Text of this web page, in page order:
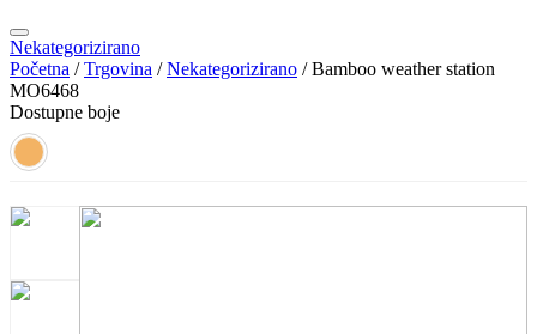
Nekategorizirano
Početna /Trgovina /Nekategorizirano / Bamboo weather station
MO6468
Dostupne boje